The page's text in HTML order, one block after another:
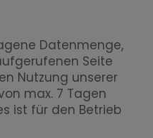
Datenmenge,
Seite
Nutzung unserer
max. 7 Tagen
ist für den Betrieb